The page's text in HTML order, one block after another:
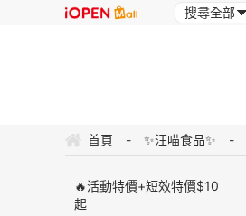
首頁 - ✨汪喵食品✨ -
🔥活動特價+短效特價$10
起